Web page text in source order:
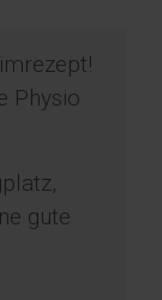
Physio
gute